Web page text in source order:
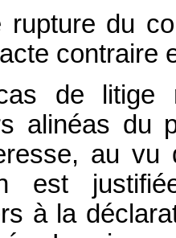
rupture du
contraire
de litige
alinéas du
au
est
à la